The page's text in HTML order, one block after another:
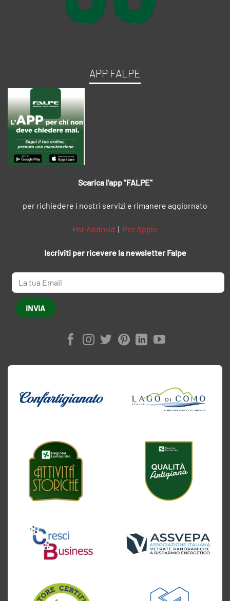
APP FALPE
Scarica l'app "FALPE"
per richiedere i nostri servizi e rimanere aggiornato
Per Android | Per Apple
Iscriviti per ricevere la newsletter Falpe